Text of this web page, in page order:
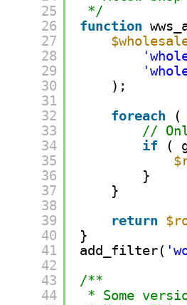
25
26
27
28
29
30
31
32
33
34
35
36
37
38
39
40
41
42
43
44
*/
function
);
foreach
(
//
if
(
}
}
return
}
add_filter(
/**
* Some